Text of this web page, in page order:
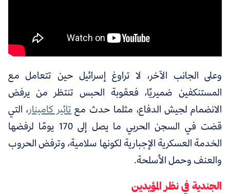
وعلى الجانب الآخر، لا تراوغ إسرائيل حين تتعامل مع
المستنكفين ضميريًا، فعقوبة الحبس تنتظر من يرفض
الانضمام لجيش الدفاع، مثلما حدث معتائير كامينار، التي
قضت في السجن الحربي ما يصل إلى 170 يومًا لرفضها
الخدمة العسكرية الإجبارية لكونها سلامية، وترفض الحروب
والعنف وحمل الأسلحة.
الجندية في نظر المؤيدين